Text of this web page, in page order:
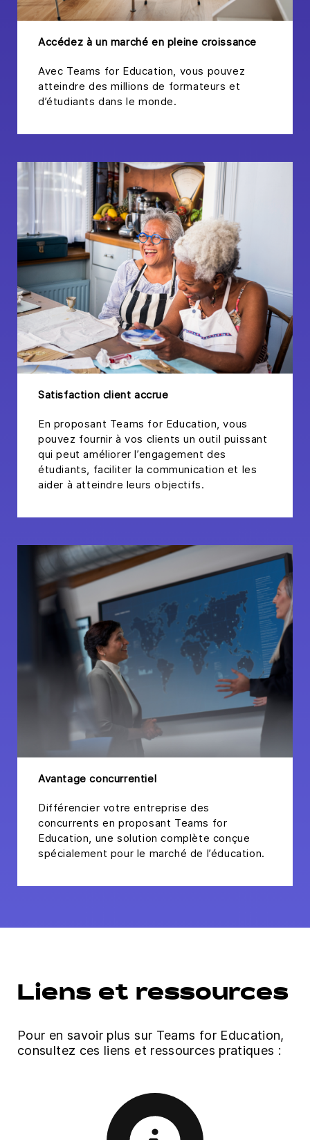
Accédez à un marché en pleine croissance
Avec Teams for Education, vous pouvez
atteindre des millions de formateurs et
d’étudiants dans le monde.
Satisfaction client accrue
En proposant Teams for Education, vous
pouvez fournir à vos clients un outil puissant
qui peut améliorer l’engagement des
étudiants, faciliter la communication et les
aider à atteindre leurs objectifs.
Avantage concurrentiel
Différencier votre entreprise des
concurrents en proposant Teams for
Education, une solution complète conçue
spécialement pour le marché de l’éducation.
Liens et ressources
Pour en savoir plus sur Teams for Education,
consultez ces liens et ressources pratiques :